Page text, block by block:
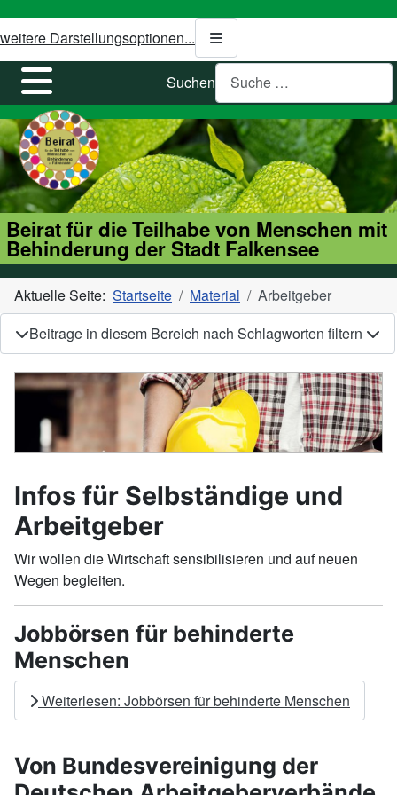
weitere Darstellungsoptionen...
Suchen
Beirat für die Teilhabe von Menschen mit
Behinderung der Stadt Falkensee
Aktuelle Seite: Startseite Material
Arbeitgeber
Beitrage in diesem Bereich nach Schlagworten filtern
Infos für Selbständige und
Arbeitgeber
Wir wollen die Wirtschaft sensibilisieren und auf neuen
Wegen begleiten.
Jobbörsen für behinderte
Menschen
Weiterlesen: Jobbörsen für behinderte Menschen
Von Bundesvereinigung der